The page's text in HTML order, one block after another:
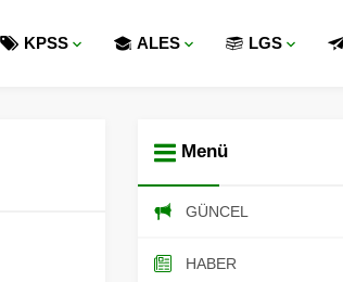
KPSS ALES LGS
Menü
GÜNCEL
HABER